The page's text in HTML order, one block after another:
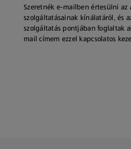
Szeretnék e-mailben értesülni az
szolgáltatásainak kínálatáról, és
szolgáltatás pontjában foglaltak
mail címem ezzel kapcsolatos